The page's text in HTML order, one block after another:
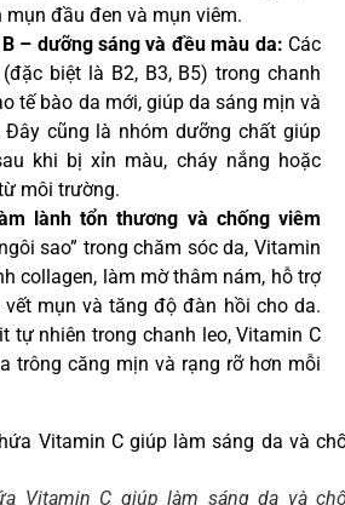
mụn đầu đen và mụn viêm.
– dưỡng sáng và đều màu da: Các
biệt là B2, B3, B5) trong chanh
tế bào da mới, giúp da sáng mịn và
Đây cũng là nhóm dưỡng chất giúp
khi bị xỉn màu, cháy nắng hoặc
môi trường.
lành tổn thương và chống viêm
sao” trong chăm sóc da, Vitamin
collagen, làm mờ thâm nám, hỗ trợ
mụn và tăng độ đàn hồi cho da.
tự nhiên trong chanh leo, Vitamin C
trông căng mịn và rạng rỡ hơn mỗi
Vitamin C giúp làm sáng da và